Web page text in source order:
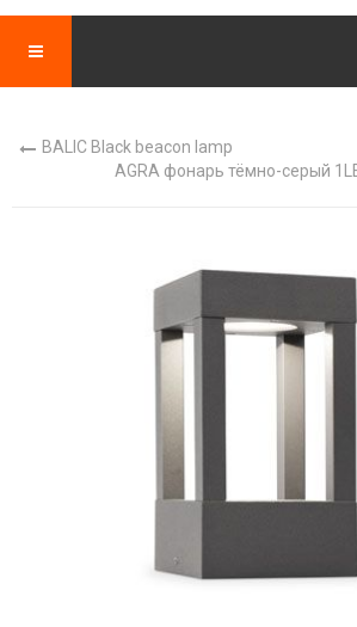
BALIC Black beacon lamp
AGRA фонарь тёмно-серый